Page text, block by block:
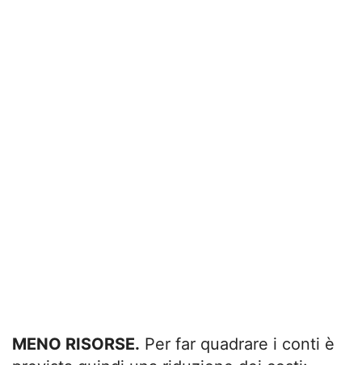
MENO RISORSE. Per far quadrare i conti è